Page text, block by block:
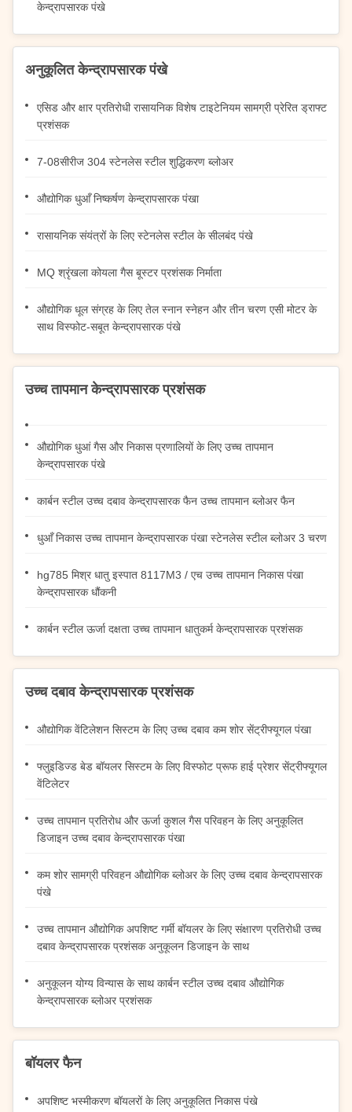
केन्द्रापसारक पंखे
अनुकूलित केन्द्रापसारक पंखे
एसिड और क्षार प्रतिरोधी रासायनिक विशेष टाइटेनियम सामग्री प्रेरित ड्राफ्ट
प्रशंसक
7-08सीरीज 304 स्टेनलेस स्टील शुद्धिकरण ब्लोअर
औद्योगिक धुआँ निष्कर्षण केन्द्रापसारक पंखा
रासायनिक संयंत्रों के लिए स्टेनलेस स्टील के सीलबंद पंखे
MQ श्रृंखला कोयला गैस बूस्टर प्रशंसक निर्माता
औद्योगिक धूल संग्रह के लिए तेल स्नान स्नेहन और तीन चरण एसी मोटर के
साथ विस्फोट-सबूत केन्द्रापसारक पंखे
उच्च तापमान केन्द्रापसारक प्रशंसक
औद्योगिक धुआं गैस और निकास प्रणालियों के लिए उच्च तापमान
केन्द्रापसारक पंखे
कार्बन स्टील उच्च दबाव केन्द्रापसारक फैन उच्च तापमान ब्लोअर फैन
धुआँ निकास उच्च तापमान केन्द्रापसारक पंखा स्टेनलेस स्टील ब्लोअर 3 चरण
hg785 मिश्र धातु इस्पात 8117M3 / एच उच्च तापमान निकास पंखा
केन्द्रापसारक धौंकनी
कार्बन स्टील ऊर्जा दक्षता उच्च तापमान धातुकर्म केन्द्रापसारक प्रशंसक
उच्च दबाव केन्द्रापसारक प्रशंसक
औद्योगिक वेंटिलेशन सिस्टम के लिए उच्च दबाव कम शोर सेंट्रीफ्यूगल पंखा
फ्लुइडिज्ड बेड बॉयलर सिस्टम के लिए विस्फोट प्रूफ हाई प्रेशर सेंट्रीफ्यूगल
वेंटिलेटर
उच्च तापमान प्रतिरोध और ऊर्जा कुशल गैस परिवहन के लिए अनुकूलित
डिजाइन उच्च दबाव केन्द्रापसारक पंखा
कम शोर सामग्री परिवहन औद्योगिक ब्लोअर के लिए उच्च दबाव केन्द्रापसारक
पंखे
उच्च तापमान औद्योगिक अपशिष्ट गर्मी बॉयलर के लिए संक्षारण प्रतिरोधी उच्च
दबाव केन्द्रापसारक प्रशंसक अनुकूलन डिजाइन के साथ
अनुकूलन योग्य विन्यास के साथ कार्बन स्टील उच्च दबाव औद्योगिक
केन्द्रापसारक ब्लोअर प्रशंसक
बॉयलर फैन
अपशिष्ट भस्मीकरण बॉयलरों के लिए अनुकूलित निकास पंखे